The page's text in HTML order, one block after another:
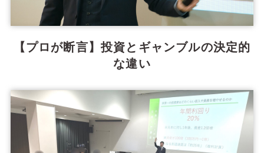
【プロが断言】投資とギャンブルの決定的
な違い